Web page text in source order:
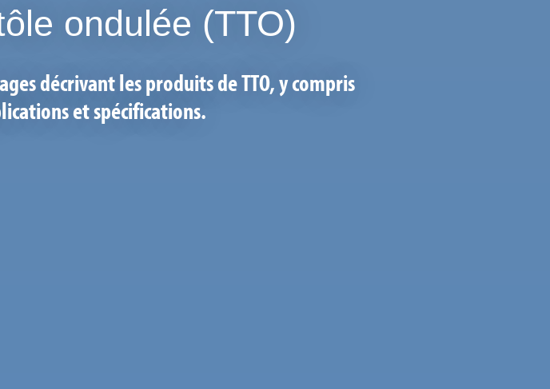
ondulée (TTO)
décrivant les produits de TTO, y compris
et spécifications.